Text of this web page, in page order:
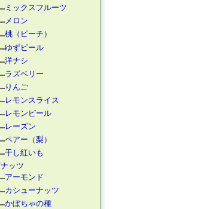
ミックスフルーツ
メロン
桃（ピーチ）
ゆずピール
洋ナシ
ラズベリー
りんご
レモンスライス
レモンピール
レーズン
ペアー（梨）
干し紅いも
ナッツ
アーモンド
カシューナッツ
かぼちゃの種